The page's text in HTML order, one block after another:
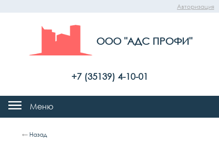
Авторизация
ООО "АДС ПРОФИ"
+7 (35139) 4-10-01
Меню
← Назад